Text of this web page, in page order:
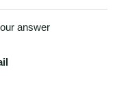
answer